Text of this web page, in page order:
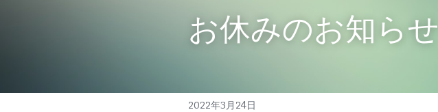
お休みのお知らせ
2022年3月24日